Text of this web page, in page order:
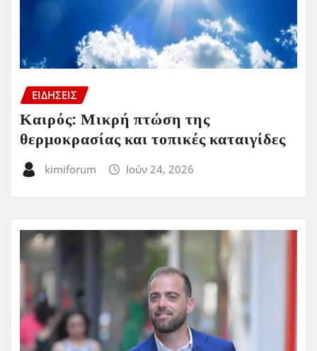
ΕΙΔΗΣΕΙΣ
Καιρός: Μικρή πτώση της
θερμοκρασίας και τοπικές καταιγίδες
kimiforum Ιούν 24, 2026